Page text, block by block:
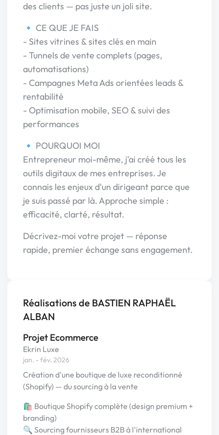
des clients — pas juste un joli site.
🔹 CE QUE JE FAIS
- Sites vitrines & sites clés en main
- Tunnels de vente complets (pages,
automatisations)
- Campagnes Meta Ads orientées leads &
rentabilité
- Optimisation mobile, SEO & suivi des
performances
🔹 POURQUOI MOI
Entrepreneur moi-même, j'ai créé tous les
outils digitaux de mes entreprises. Je
connais les enjeux d'un dirigeant parce que
je suis passé par là. Approche simple :
efficacité, clarté, résultat.
Décrivez-moi votre projet — réponse
rapide, premier échange sans engagement.
Réalisations de BASTIEN RAPHAËL
ALBAN
Projet Ecommerce
Ekrin Luxe
jan. - fév. 2026
Création d'une boutique de luxe reconditionné
(Shopify) — du sourcing à la vente
🛍️ Boutique Shopify complète (design premium +
branding)
🔍 Sourcing fournisseurs B2B à l'international